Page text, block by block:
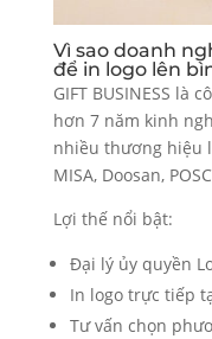
Vì sao doanh
để in logo lên
GIFT BUSINESS là
hơn 7 năm kinh
nhiều thương hiệu
MISA, Doosan,
Lợi thế nổi bật:
Đại lý ủy quyền
In logo trực tiếp
Tư vấn chọn